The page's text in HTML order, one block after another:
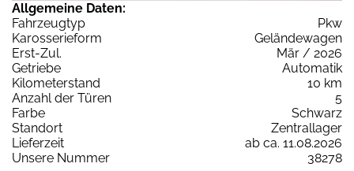
Allgemeine Daten:
Fahrzeugtyp
Pkw
Karosserieform
Geländewagen
Erst-Zul.
Mär / 2026
Getriebe
Automatik
Kilometerstand
10 km
Anzahl der Türen
5
Farbe
Schwarz
Standort
Zentrallager
Lieferzeit
ab ca. 11.08.2026
Unsere Nummer
38278